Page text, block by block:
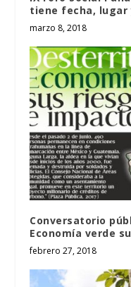
tiene fecha, lugar
marzo 8, 2018
Conversatorio
Economía verde
febrero 27, 2018